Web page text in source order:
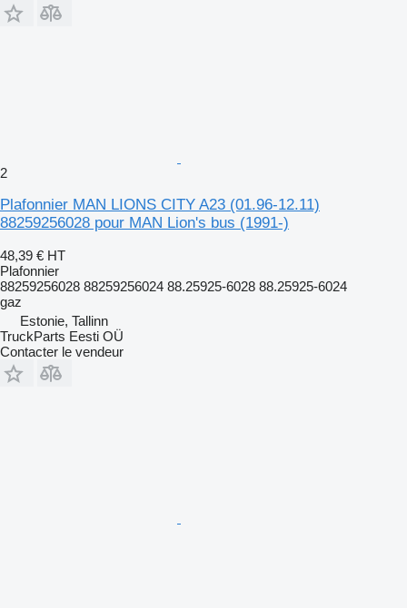
2
Plafonnier MAN LIONS CITY A23 (01.96-12.11)
88259256028 pour MAN Lion's bus (1991-)
48,39 € HT
Plafonnier
88259256028 88259256024 88.25925-6028 88.25925-6024
gaz
Estonie, Tallinn
TruckParts Eesti OÜ
Contacter le vendeur